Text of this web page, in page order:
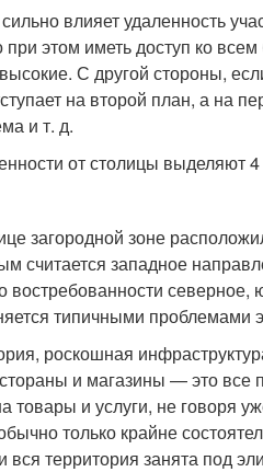
влияет удаленность
этом иметь доступ ко
С другой стороны,
на второй план, а на
и т. д.
от столицы выделяют
загородной зоне
считается западное
востребованности
типичными проблемами
роскошная
и магазины — это
и услуги, не говоря
только крайне
вся территория занята под